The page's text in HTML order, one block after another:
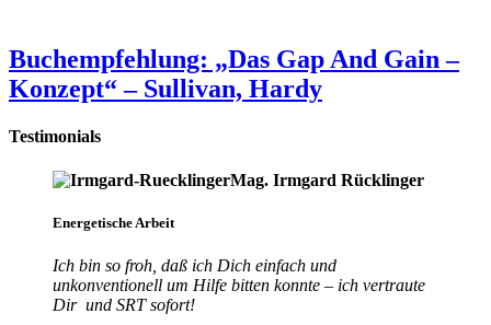
Buchempfehlung: „Das Gap And Gain –
Konzept“ – Sullivan, Hardy
Testimonials
Mag. Irmgard Rücklinger
Energetische Arbeit
Ich bin so froh, daß ich Dich einfach und
unkonventionell um Hilfe bitten konnte – ich vertraute
Dir und SRT sofort!